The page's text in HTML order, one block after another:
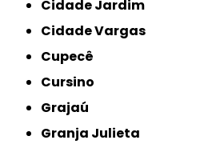
Cidade Jardim
Cidade Vargas
Cupecê
Cursino
Grajaú
Granja Julieta